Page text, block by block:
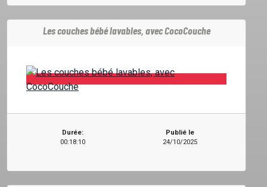
L'ASSO
CONTACT
Les couches bébé lavables, avec CocoCouche
Durée:
00:18:10
Publié le
24/10/2025